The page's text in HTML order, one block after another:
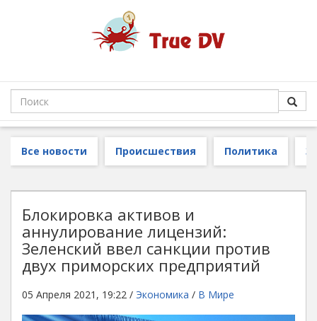
Все новости Происшествия Политика
Блокировка активов и
аннулирование лицензий:
Зеленский ввел санкции против
двух приморских предприятий
05 Апреля 2021, 19:22 / Экономика / В Мире